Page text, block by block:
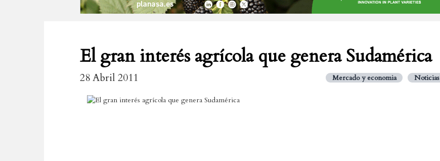
El gran interés agrícola que genera Sudamérica
28 Abril 2011 Mercado y economia Noticias